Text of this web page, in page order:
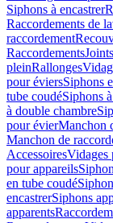
Siphons à encastrer
Raccordements de
raccordement
RaccordementsJoints
pleinRallonges
pour éviersSiphons
tube coudéSiphons
à double chambre
pour évierManchon
Manchon de
AccessoiresVidages
pour appareils
en tube coudé
encastrerSiphons
apparents